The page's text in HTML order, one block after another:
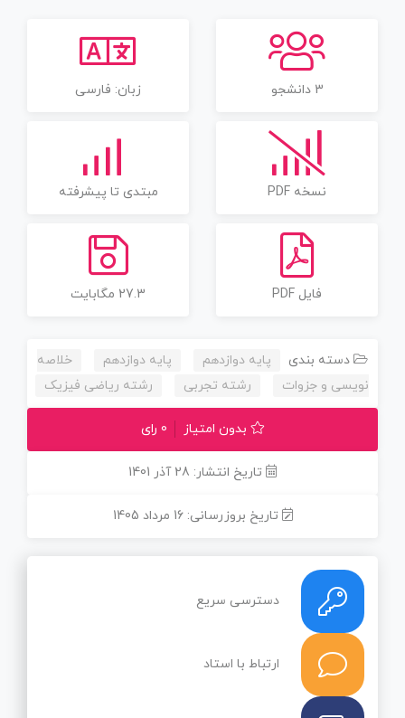
3 دانشجو زبان: فارسی
نسخه PDF مبتدی تا پیشرفته
فایل PDF 27.3 مگابایت
دسته بندی پایه دوازدهم پایه دوازدهم
خلاصه
نویسی و جزوات
رشته تجربی رشته ریاضی فیزیک
بدون امتیاز 0 رای
تاریخ انتشار: 28 آذر 1401
تاریخ بروزرسانی: 16 مرداد 1405
دسترسی سریع
ارتباط با استاد